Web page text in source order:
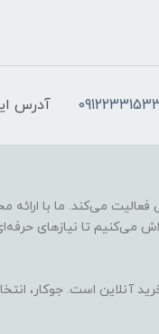
آدرس
زیبایی فعالیت می‌کند. ما با
می‌کنیم تا نیازهای
آنلاین است. جوکار،